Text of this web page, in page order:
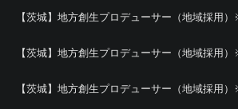
【茨城】地方創生プロデューサー（地域採用
【茨城】地方創生プロデューサー（地域採用
【茨城】地方創生プロデューサー（地域採用